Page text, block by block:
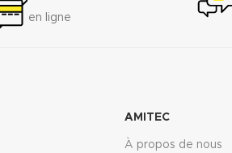
en ligne
AMITEC
À propos de nous